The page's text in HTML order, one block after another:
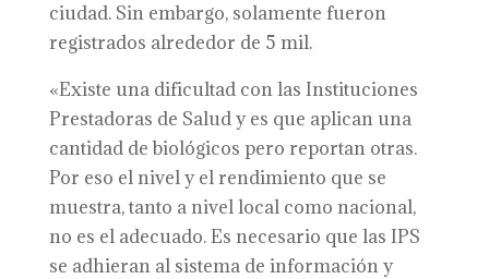
ciudad. Sin embargo, solamente fueron
registrados alrededor de 5 mil.
«Existe una dificultad con las Instituciones
Prestadoras de Salud y es que aplican una
cantidad de biológicos pero reportan otras.
Por eso el nivel y el rendimiento que se
muestra, tanto a nivel local como nacional,
no es el adecuado. Es necesario que las IPS
se adhieran al sistema de información y